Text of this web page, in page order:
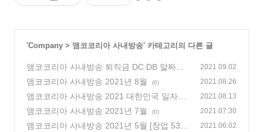
'Company > 앰코코리아 사내방송' 카테고리의 다른 글
앰코코리아 사내방송 퇴직금 DC DB 알짜정
보
(0)
2021.09.02
앰코코리아 사내방송 2021년 8월 (0) 2021.08.26
앰코코리아 사내방송 2021 대한민국 일자리
으뜸기업 선정
(0)
2021.08.13
앰코코리아 사내방송 2021년 7월 (0) 2021.07.30
앰코코리아 사내방송 2021년 5월 [창업 53주
2021.06.02